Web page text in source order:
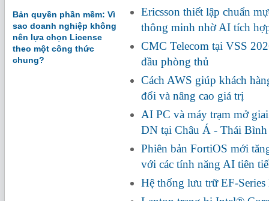
Bản quyền phần mềm: Vì
sao doanh nghiệp không
nên lựa chọn License
theo một công thức
chung?
Ericsson thiết lập chuẩn
thông minh nhờ AI tích
CMC Telecom tại VSS
đầu phòng thủ
Cách AWS giúp khách
đổi và nâng cao giá trị
AI PC và máy trạm mở
DN tại Châu Á - Thái
Phiên bản FortiOS mới
với các tính năng AI tiên
Hệ thống lưu trữ EF-